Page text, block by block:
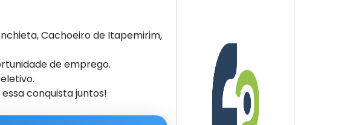
Cachoeiro de Itapemirim,
de emprego.
conquista juntos!